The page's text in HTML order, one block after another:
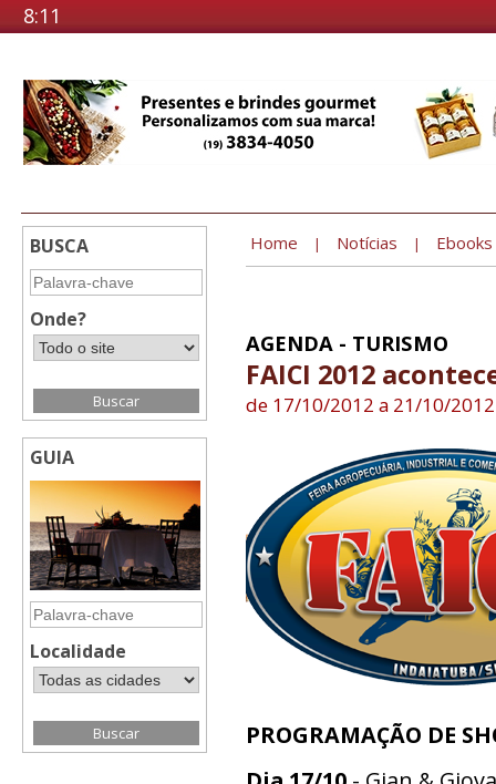
8:11
BUSCA
Onde?
GUIA
Localidade
Home | Notícias | Ebooks
AGENDA - TURISMO
FAICI 2012
de 17/10/2012 a 21/10/2012
PROGRAMAÇÃO DE